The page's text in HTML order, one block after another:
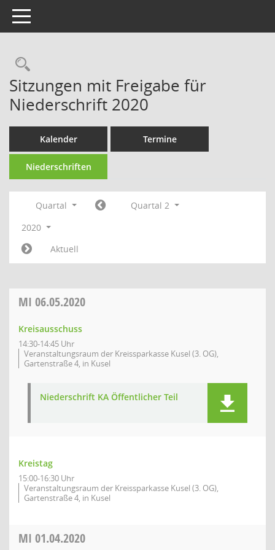
Toggle navigation
Rechercheauswahl
Sitzungen mit Freigabe für
Niederschrift 2020
Kalender Termine
Niederschriften
Quartal
Quartal 2
2020
Aktuell
MI 06.05.2020
Kreisausschuss
14:30-14:45 Uhr
Veranstaltungsraum der Kreissparkasse Kusel (3. OG),
Gartenstraße 4, in Kusel
Niederschrift KA Öffentlicher Teil
Kreistag
15:00-16:30 Uhr
Veranstaltungsraum der Kreissparkasse Kusel (3. OG),
Gartenstraße 4, in Kusel
MI 01.04.2020